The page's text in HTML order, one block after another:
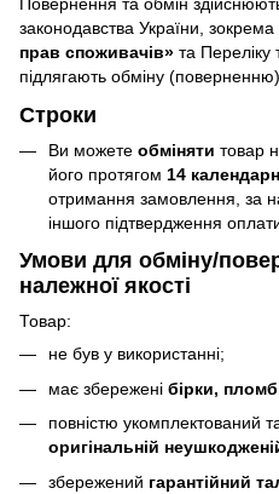
Повернення та обмін
законодавства України, зокрема
прав споживачів» та Переліку
підлягають обміну
Строки
Ви можете обміняти товар
його протягом 14
отримання замовлення, за
іншого підтвердження
Умови для обміну/
належної якості
Товар:
не був у використанні;
має збережені бірки,
повністю укомплектований
оригінальній
збережений гарантійний